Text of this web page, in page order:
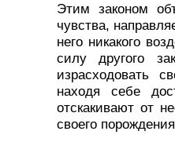
Этим законом
чувства,
него никакого
силу другого
израсходовать
находя себе
отскакивают от
своего